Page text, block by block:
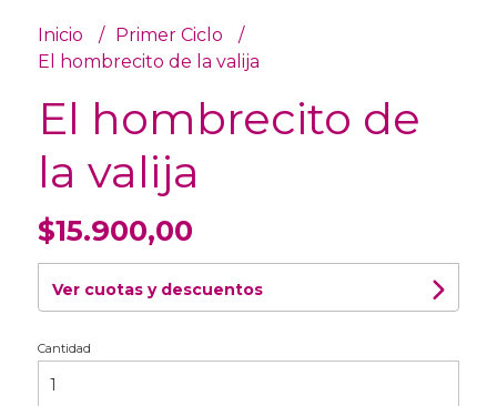
Inicio
Primer Ciclo
El hombrecito de la valija
El hombrecito de
la valija
$15.900,00
Ver cuotas y descuentos
Cantidad